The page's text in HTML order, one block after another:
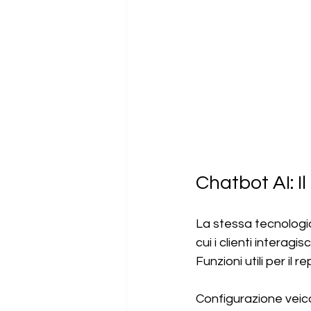
Chatbot AI:
La stessa
cui i clienti
Funzioni utili per il
Configurazione